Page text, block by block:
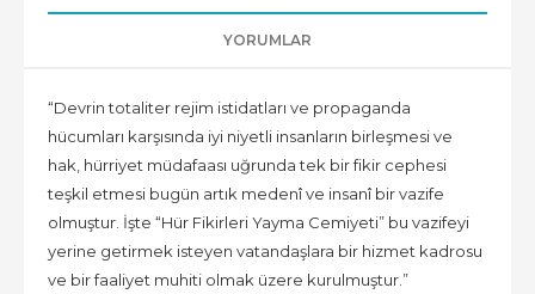
YORUMLAR
“Devrin totaliter rejim istidatları ve propaganda
hücumları karşısında iyi niyetli insanların birleşmesi ve
hak, hürriyet müdafaası uğrunda tek bir fikir cephesi
teşkil etmesi bugün artık medenî ve insanî bir vazife
olmuştur. İşte “Hür Fikirleri Yayma Cemiyeti” bu vazifeyi
yerine getirmek isteyen vatandaşlara bir hizmet kadrosu
ve bir faaliyet muhiti olmak üzere kurulmuştur.”